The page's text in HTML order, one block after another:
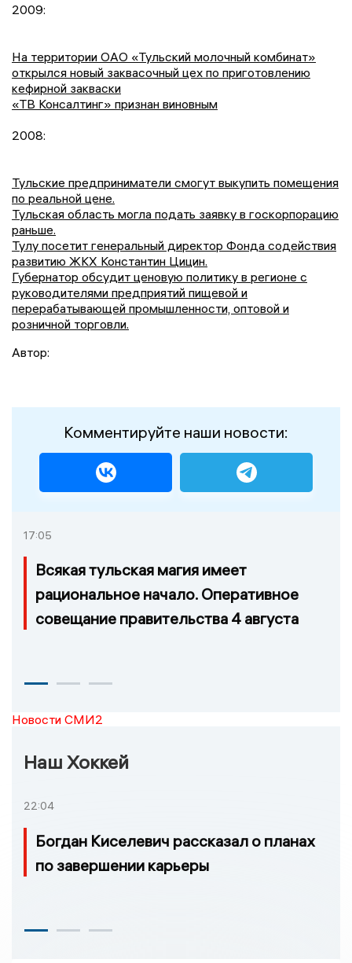
2009:
На территории ОАО «Тульский молочный комбинат»
открылся новый заквасочный цех по приготовлению
кефирной закваски
«ТВ Консалтинг» признан виновным
2008:
Тульские предприниматели смогут выкупить помещения
по реальной цене.
Тульская область могла подать заявку в госкорпорацию
раньше.
Тулу посетит генеральный директор Фонда содействия
развитию ЖКХ Константин Цицин.
Губернатор обсудит ценовую политику в регионе с
руководителями предприятий пищевой и
перерабатывающей промышленности, оптовой и
розничной торговли.
Автор:
Комментируйте наши новости:
17:05
Всякая тульская магия имеет
рациональное начало. Оперативное
совещание правительства 4 августа
Новости СМИ2
Наш Хоккей
22:04
Богдан Киселевич рассказал о планах
по завершении карьеры